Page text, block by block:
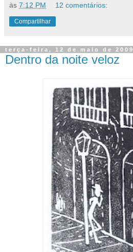
às 7:12 PM 12 comentários:
Compartilhar
terça-feira, 12 de maio de 2009
Dentro da noite veloz